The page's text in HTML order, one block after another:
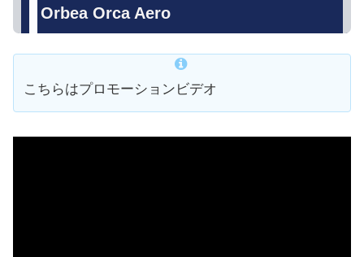
Orbea Orca Aero
こちらはプロモーションビデオ